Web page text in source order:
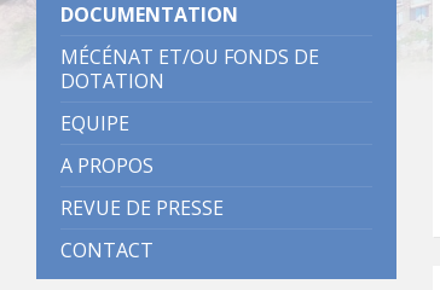
DOCUMENTATION
MÉCÉNAT ET/OU FONDS DE
DOTATION
EQUIPE
A PROPOS
REVUE DE PRESSE
CONTACT